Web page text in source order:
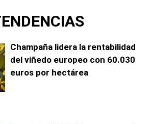
Champaña lidera la rentabilidad
del viñedo europeo con 60.030
euros por hectárea